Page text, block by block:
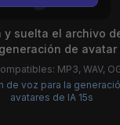
y suelta el archivo
de avatar
MP3, WAV,
de voz para la
avatares de IA 15s